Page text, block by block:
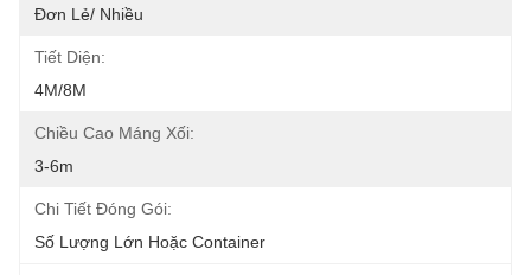
Đơn Lẻ/ Nhiều
Tiết Diện:
4M/8M
Chiều Cao Máng Xối:
3-6m
Chi Tiết Đóng Gói:
Số Lượng Lớn Hoặc Container